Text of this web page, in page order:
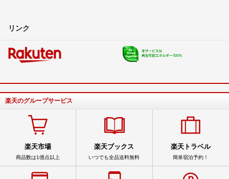
リンク
楽天のグループサービス
楽天市場
商品数は1億点以上
楽天ブックス
いつでも全品送料無料
楽天トラベル
簡単宿泊予約！